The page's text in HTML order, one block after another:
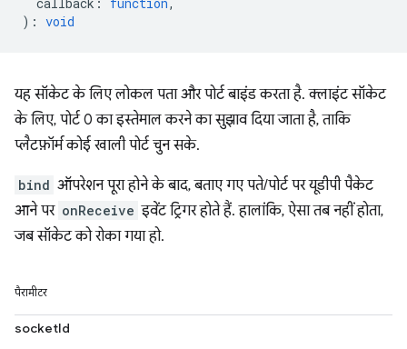
) : void
यह सॉकेट के लिए लोकल पता और पोर्ट बाइंड करता है. क्लाइंट सॉकेट
के लिए, पोर्ट 0 का इस्तेमाल करने का सुझाव दिया जाता है, ताकि
प्लैटफ़ॉर्म कोई खाली पोर्ट चुन सके.
bind ऑपरेशन पूरा होने के बाद, बताए गए पते/पोर्ट पर यूडीपी पैकेट
आने पर onReceive इवेंट ट्रिगर होते हैं. हालांकि, ऐसा तब नहीं होता,
जब सॉकेट को रोका गया हो.
पैरामीटर
socketId